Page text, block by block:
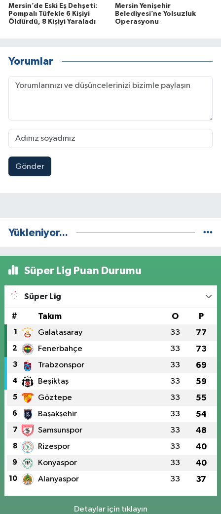
Mersin’de Eski Eş Dehşeti:
Pompalı Tüfekle 6 Kişiyi
Öldürdü, 8 Kişiyi Yaraladı
Mersin Yenişehir
Belediyesi’ne Yolsuzluk
Operasyonu
Yorumlar
Gönder
Yükleniyor...
Süper Lig Puan Durumu
Süper Lig
# Takım O P
1 Galatasaray 33 77
2 Fenerbahçe 33 73
3 Trabzonspor 33 69
4 Beşiktaş 33 59
5 Göztepe 33 55
6 Başakşehir 33 54
7 Samsunspor 33 48
8 Rizespor 33 40
9 Konyaspor 33 40
10 Alanyaspor 33 37
Detaylar için tıklayın